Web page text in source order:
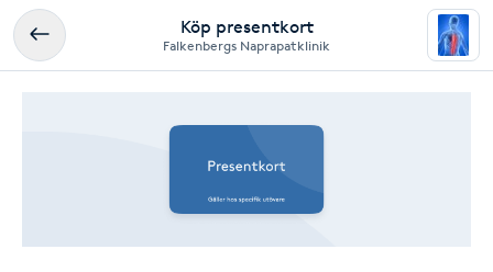
Köp presentkort
Falkenbergs Naprapatklinik